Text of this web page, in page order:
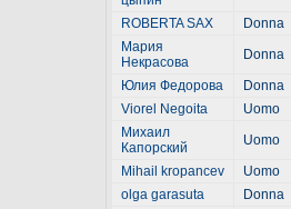
ROBERTA SAX
Donna
Мария
Некрасова
Donna
Юлия Федорова
Donna
Viorel Negoita
Uomo
Михаил
Капорский
Uomo
Mihail kropancev
Uomo
olga garasuta
Donna